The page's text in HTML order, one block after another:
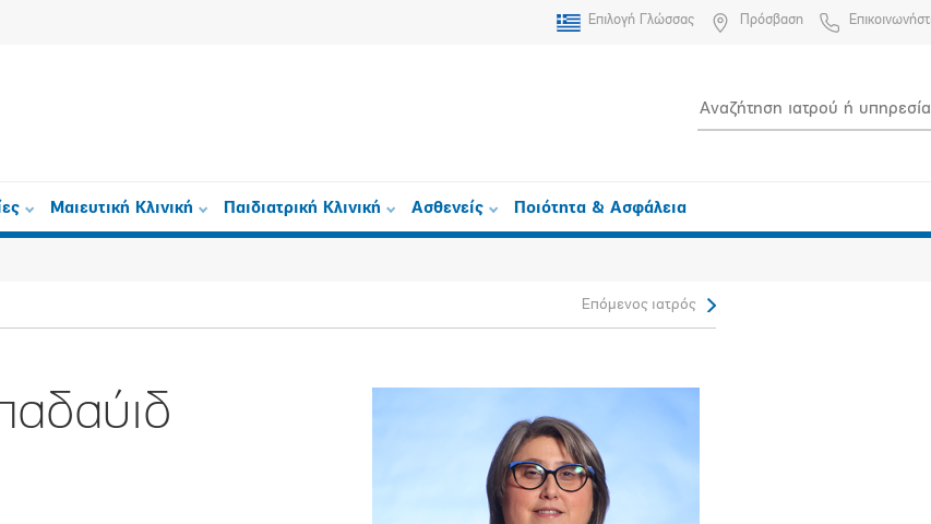
Επιλογή Γλώσσας Πρόσβαση
Μαιευτική Κλινική Παιδιατρική Κλινική Ασθενείς Ποιότητα & Ασφάλεια
Επόμενος ιατρός